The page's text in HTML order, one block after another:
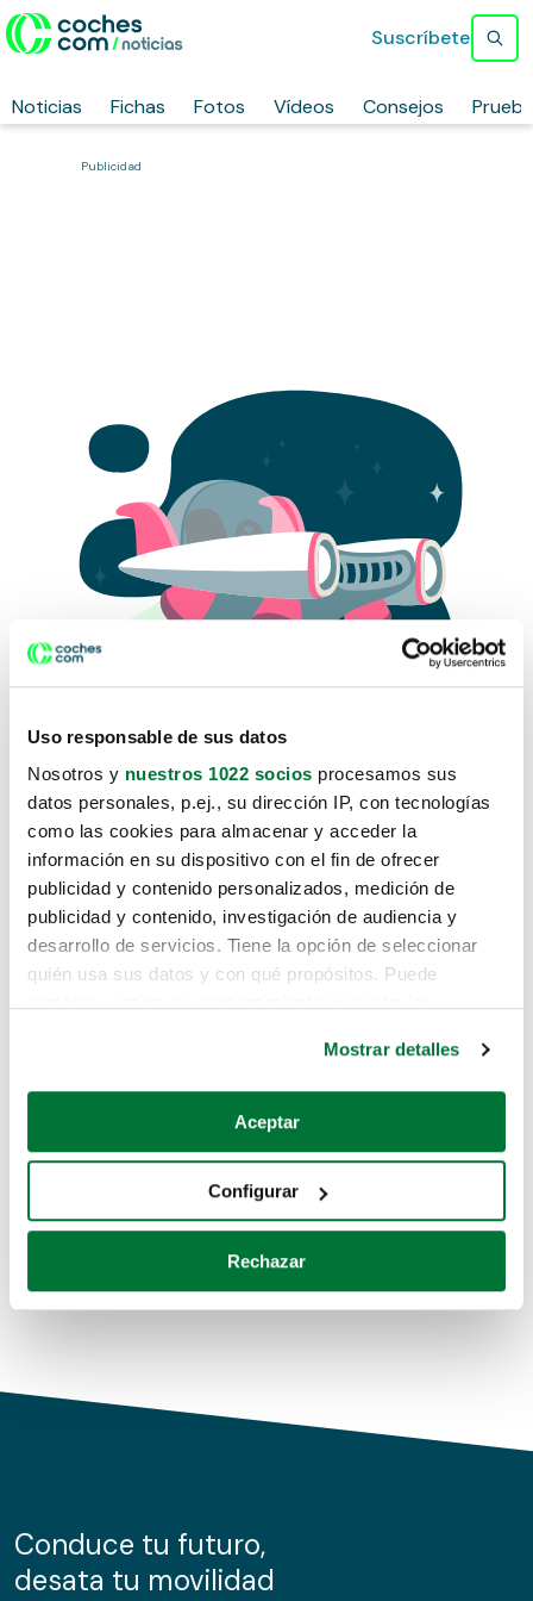
Uso responsable de sus datos
Nosotros y nuestros 1022 socios procesamos sus
datos personales, p.ej., su dirección IP, con tecnologías
como las cookies para almacenar y acceder la
información en su dispositivo con el fin de ofrecer
publicidad y contenido personalizados, medición de
publicidad y contenido, investigación de audiencia y
desarrollo de servicios. Tiene la opción de seleccionar
quién usa sus datos y con qué propósitos. Puede
Si lo permite, también quisiéramos:
Recopilar información sobre su ubicación geográfica
Identificar su dispositivo analizándolo activamente
para buscar características específicas (huellas
Obtenga más información sobre cómo se procesan sus
de cookies.
información sobre el uso que haga del sitio web con
nuestros partners de redes sociales, publicidad y análisis
Mostrar detalles
Aceptar
Configurar
Rechazar
Noticias Fichas Fotos Vídeos Consejos
Suscríbete
Publicidad
Lo sentimos, no sabemos como
te hemos traido hasta aquí.
Pero puedes encontrar el coche que estás
buscando en alguno de estos enlaces:
Coches de segunda mano
Coches de km0
Conduce tu futuro,
desata tu movilidad